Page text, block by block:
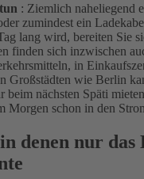
: Ziemlich naheliegend
zumindest ein
lang wird, bereiten Sie
finden sich inzwischen
in
Großstädten wie Berlin
beim nächsten Späti
Morgen schon in den
denen nur das